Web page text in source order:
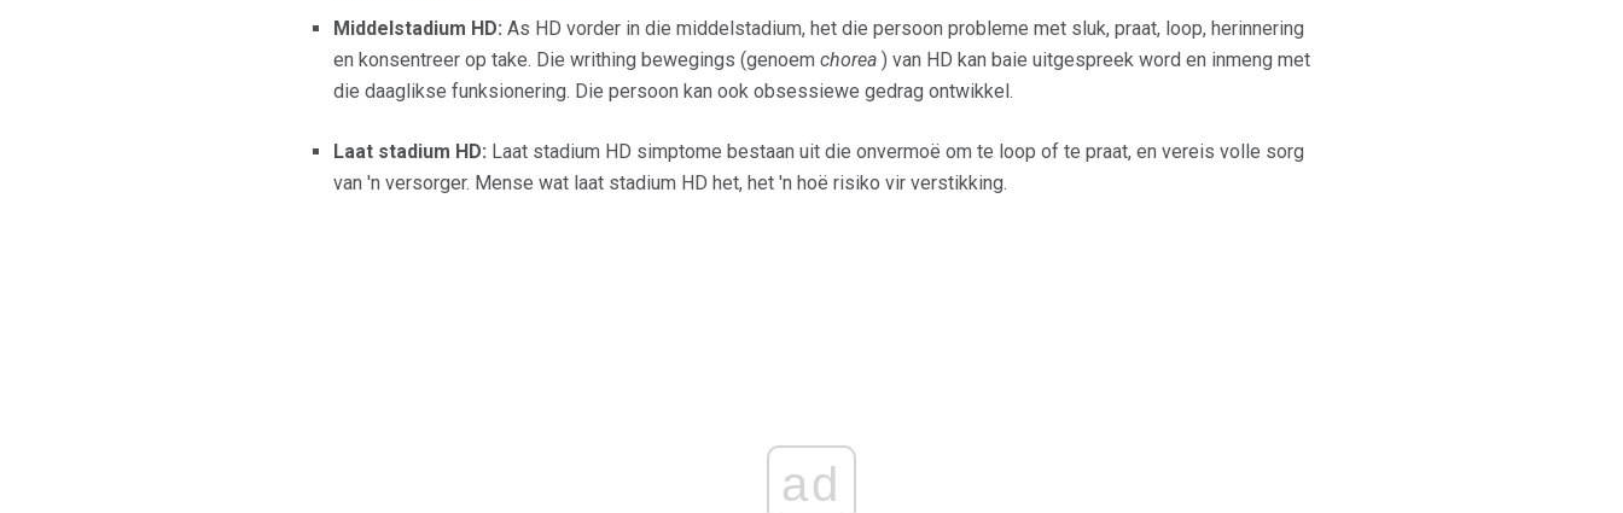
Middelstadium HD: As HD vorder in die middelstadium, het die persoon probleme met sluk, praat, loop, herinnering
en konsentreer op take. Die writhing bewegings (genoem chorea ) van HD kan baie uitgespreek word en inmeng met
die daaglikse funksionering. Die persoon kan ook obsessiewe gedrag ontwikkel.
Laat stadium HD: Laat stadium HD simptome bestaan ​​uit die onvermoë om te loop of te praat, en vereis volle sorg
van 'n versorger. Mense wat laat stadium HD het, het 'n hoë risiko vir verstikking.
ad